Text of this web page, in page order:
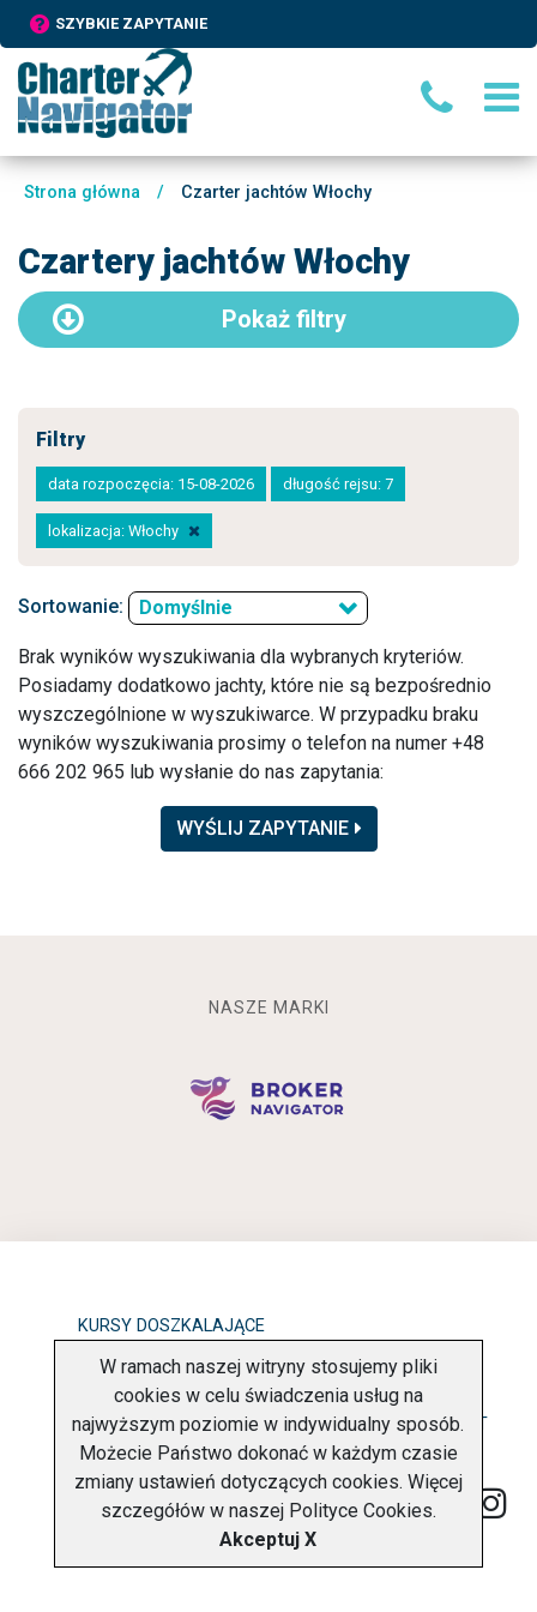
SZYBKIE ZAPYTANIE
Strona główna / Czarter jachtów Włochy
Czartery jachtów Włochy
Pokaż filtry
Filtry
data rozpoczęcia: 15-08-2026 długość rejsu: 7
lokalizacja: Włochy
Sortowanie: Domyślnie
Brak wyników wyszukiwania dla wybranych kryteriów.
Posiadamy dodatkowo jachty, które nie są bezpośrednio
wyszczególnione w wyszukiwarce. W przypadku braku
wyników wyszukiwania prosimy o telefon na numer +48
666 202 965 lub wysłanie do nas zapytania:
WYŚLIJ ZAPYTANIE
NASZE MARKI
KURSY DOSZKALAJĄCE
OBOWIĄZEK INFORMACYJNY
POLITYKA PRYWATNOŚCI O FIRMIE KONTAKT
Copyright © 2026 Charter Navigator
W ramach naszej witryny stosujemy pliki
cookies w celu świadczenia usług na
najwyższym poziomie w indywidualny sposób.
Możecie Państwo dokonać w każdym czasie
zmiany ustawień dotyczących cookies. Więcej
szczegółów w naszej Polityce Cookies.
Akceptuj X